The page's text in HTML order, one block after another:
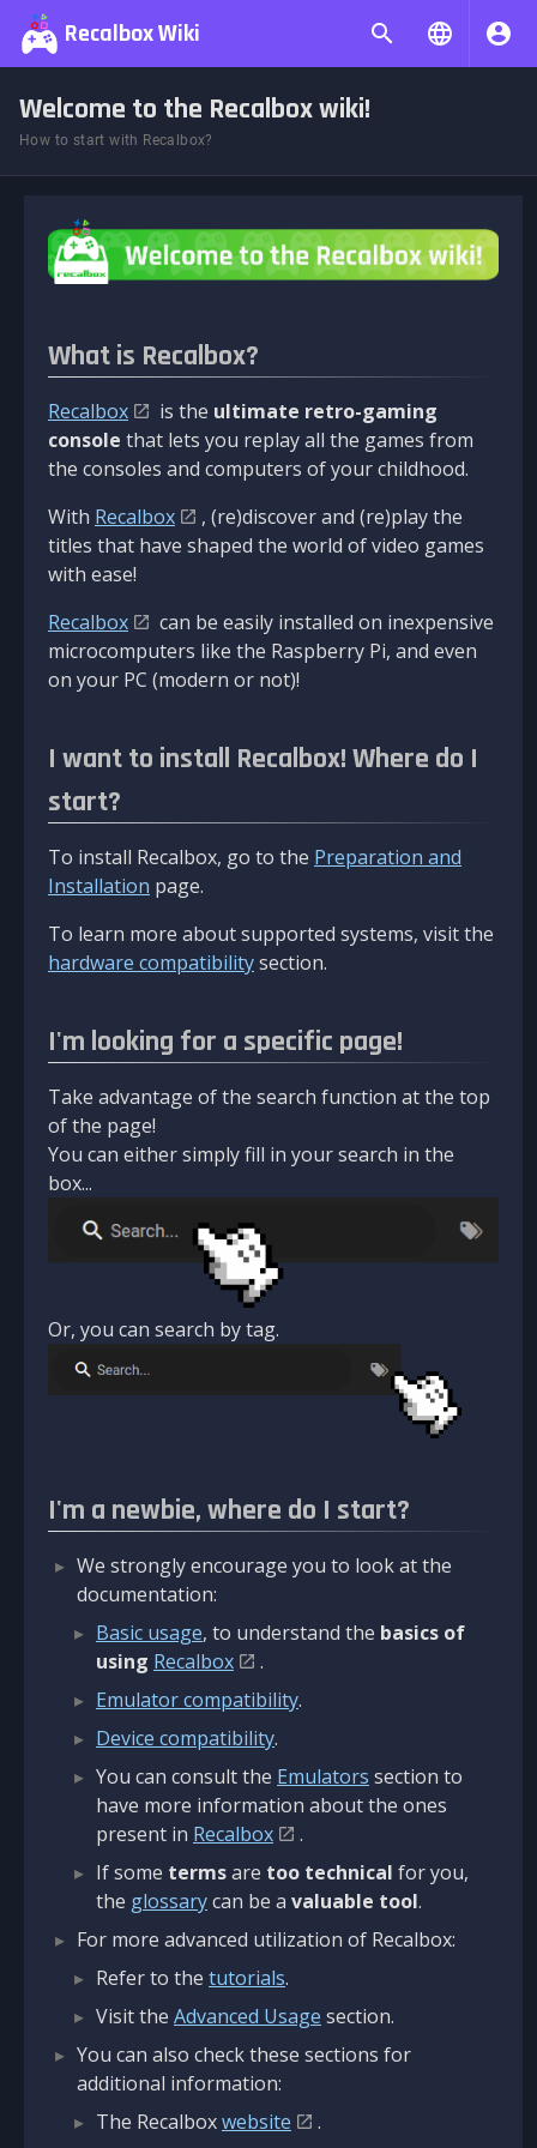
Recalbox Wiki
Welcome to the Recalbox wiki!
How to start with Recalbox?
What is Recalbox?
Recalbox is the ultimate retro-gaming
console that lets you replay all the games from
the consoles and computers of your childhood.
With Recalbox
, (re)discover and (re)play the
titles that have shaped the world of video games
with ease!
Recalbox
can be easily installed on inexpensive
microcomputers like the Raspberry Pi, and even
on your PC (modern or not)!
I want to install Recalbox! Where do I
start?
To install Recalbox, go to the Preparation and
Installation page.
To learn more about supported systems, visit the
hardware compatibilitysection.
I'm looking for a specific page!
Take advantage of the search function at the top
of the page!
You can either simply fill in your search in the
box...
Or, you can search by tag.
I'm a newbie, where do I start?
We strongly encourage you to look at the
documentation:
Basic usage, to understand the basics of
using Recalbox
.
Emulator compatibility.
Device compatibility.
You can consult the Emulators section to
have more information about the ones
present in Recalbox
.
If some termsare too technical for you,
the glossarycan be a valuable tool.
For more advanced utilization of Recalbox:
Refer to the tutorials.
Visit the Advanced Usage section.
You can also check these sections for
additional information:
The Recalboxwebsite
.